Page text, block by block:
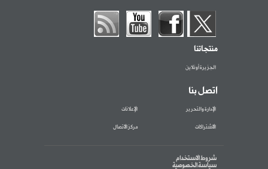
منتجاتنا
الجزيرة أونلاين
اتصل بنا
الإدارة والتحرير الإعلانات
الاشتراكات مركز الاتصال
شروط الاستخدام
سياسة الخصوصية